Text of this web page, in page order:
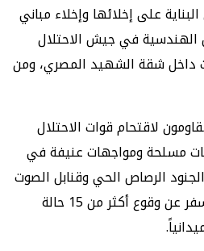
على إخلائها وإخلاء مباني
في جيش الاحتلال
داخل شقة الشهيد المصري، ومن
لاقتحام قوات الاحتلال
مسلحة ومواجهات عنيفة في
الرصاص الحي وقنابل الصوت
والغاز المسيل للدموع، ما أسفر عن وقوع أكثر من 15 حالة